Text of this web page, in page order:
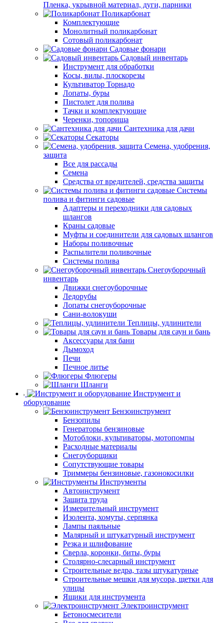
Пленка, укрывной материал, дуги, парники
Поликарбонат
Комплектующие
Монолитный поликарбонат
Сотовый поликарбонат
Садовые фонари
Садовый инвентарь
Инструмент для обработки
Косы, вилы, плоскорезы
Культиватор Торнадо
Лопаты, буры
Пистолет для полива
Тачки и комплектующие
Черенки, топорища
Сантехника для дачи
Секаторы
Семена, удобрения,
защита
Все для рассады
Семена
Средства от вредителей, средства защиты
Системы
полива и фитинги садовые
Адаптеры и переходники для садовых
шлангов
Краны садовые
Муфты и соединители для садовых шлангов
Наборы поливочные
Распылители поливочные
Системы полива
Снегоуборочный
инвентарь
Движки снегоуборочные
Ледорубы
Лопаты снегоуборочные
Сани-волокуши
Теплицы, удлинители
Товары для саун и бань
Аксессуары для бани
Дымоход
Печи
Печное литье
Флюгеры
Шланги
Инструмент и
оборудование
Бензоинструмент
Бензопилы
Генераторы бензиновые
Мотоблоки, культиваторы, мотопомпы
Расходные материалы
Снегоуборщики
Сопутствующие товары
Триммеры бензиновые, газонокосилки
Инструменты
Автоинструмент
Защита труда
Измерительный инструмент
Изолента, хомуты, серпянка
Лампы паяльные
Малярный и штукатурный инструмент
Резка и шлифование
Сверла, коронки, биты, буры
Столярно-слесарный инструмент
Строительные ведра, тазы штукатурные
Строительные мешки для мусора, щетки для
улицы
Ящики для инструмента
Электроинструмент
Бетоносмесители